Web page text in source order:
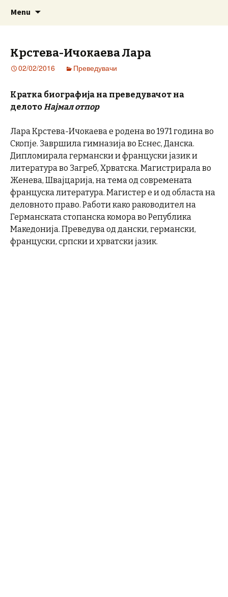
ПРОШЕТКА НИЗ ЕВРОПА
www.prosetkanizevropa.mk
Menu
content
Крстева-Ичокаева Лара
02/02/2016 Преведувачи
Кратка биографија на преведувачот на
делотоНајмал отпор
Лара Крстева-Ичокаева е родена во 1971 година во
Скопје. Завршила гимназија во Еснес, Данска.
Дипломирала германски и француски јазик и
литература во Загреб, Хрватска. Магистрирала во
Женева, Швајцарија, на тема од современата
француска литература. Магистер е и од областа на
деловното право. Работи како раководител на
Германската стопанска комора во Република
Македонија. Преведува од дански, германски,
француски, српски и хрватски јазик.